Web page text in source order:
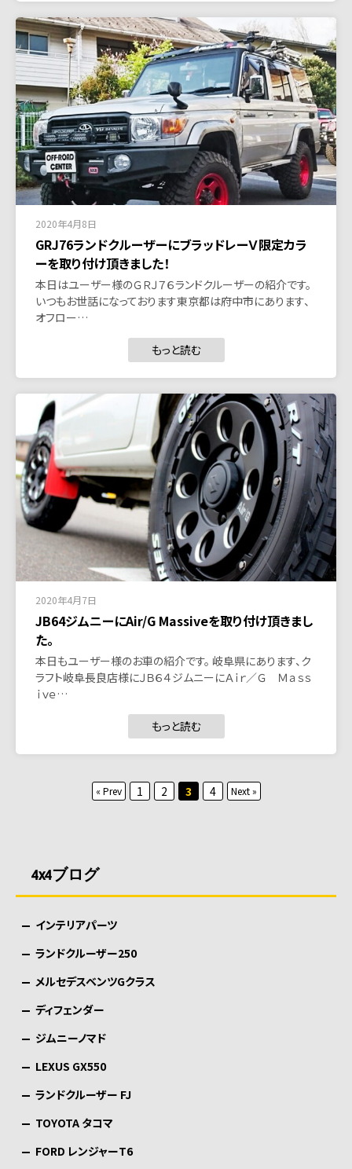
2020年4月8日
GRJ76ランドクルーザーにブラッドレーＶ限定カラ
ーを取り付け頂きました！
本日はユーザー様のＧＲＪ７６ランドクルーザーの紹介です。
いつもお世話になっております東京都は府中市にあります、
オフロー…
もっと読む
2020年4月7日
JB64ジムニーにAir/G Massiveを取り付け頂きまし
た。
本日もユーザー様のお車の紹介です。 岐阜県にあります、ク
ラフト岐阜長良店様にＪＢ６４ジムニーにＡｉｒ／Ｇ Ｍａｓｓ
ｉｖｅ…
もっと読む
送
り
« Prev 1 2 3 4 Next »
4x4ブログ
インテリアパーツ
ランドクルーザー250
メルセデスベンツGクラス
ディフェンダー
ジムニーノマド
LEXUS GX550
ランドクルーザー FJ
TOYOTA タコマ
FORD レンジャーT6